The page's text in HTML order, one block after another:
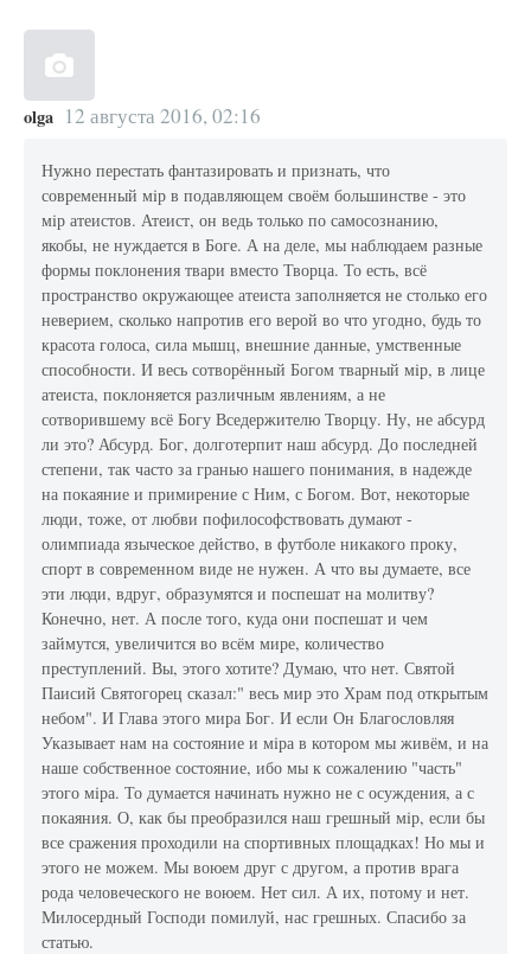
olga 12 августа 2016, 02:16
Нужно перестать фантазировать и признать, что
современный мiр в подавляющем своём большинстве - это
мiр атеистов. Атеист, он ведь только по самосознанию,
якобы, не нуждается в Боге. А на деле, мы наблюдаем разные
формы поклонения твари вместо Творца. То есть, всё
пространство окружающее атеиста заполняется не столько его
неверием, сколько напротив его верой во что угодно, будь то
красота голоса, сила мышц, внешние данные, умственные
способности. И весь сотворённый Богом тварный мiр, в лице
атеиста, поклоняется различным явлениям, а не
сотворившему всё Богу Вседержителю Творцу. Ну, не абсурд
ли это? Абсурд. Бог, долготерпит наш абсурд. До последней
степени, так часто за гранью нашего понимания, в надежде
на покаяние и примирение с Ним, с Богом. Вот, некоторые
люди, тоже, от любви пофилософствовать думают -
олимпиада языческое действо, в футболе никакого проку,
спорт в современном виде не нужен. А что вы думаете, все
эти люди, вдруг, образумятся и поспешат на молитву?
Конечно, нет. А после того, куда они поспешат и чем
займутся, увеличится во всём мире, количество
преступлений. Вы, этого хотите? Думаю, что нет. Святой
Паисий Святогорец сказал:" весь мир это Храм под открытым
небом". И Глава этого мира Бог. И если Он Благословляя
Указывает нам на состояние и мiра в котором мы живём, и на
наше собственное состояние, ибо мы к сожалению "часть"
этого мiра. То думается начинать нужно не с осуждения, а с
покаяния. О, как бы преобразился наш грешный мiр, если бы
все сражения проходили на спортивных площадках! Но мы и
этого не можем. Мы воюем друг с другом, а против врага
рода человеческого не воюем. Нет сил. А их, потому и нет.
Милосердный Господи помилуй, нас грешных. Спасибо за
статью.